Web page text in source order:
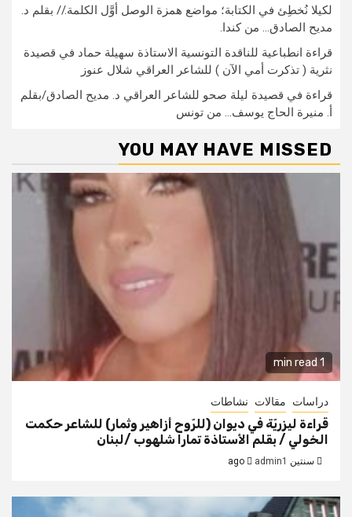
لكيلا نُخطِئ في الكتابة؛ مواضع همزة الوصل أوَّل الكلمة.// بقلم د.
مديح الصادق… من كندا.
قراءة انطباعية للناقدة التونسية الاستاذة سهيلة حماد في قصيدة
نثرية ( تذكرت أمي الآن ) للشاعر العراقي شلال عنوز
قراءة في قصيدة ليلة صحو للشاعر العراقي د. مديح الصادق/بقلم
أ. منيرة الحاج يوسف… من تونس
YOU MAY HAVE MISSED
1 min read
دراسات مقالات نشاطات
قراءة ليزريّة في ديوان (للرّوح أزاهير وثمار) للشاعر حكمت
الخولي / بقلم الأستاذة تمارا شلهوب /لبنان
سنتين ago admin1